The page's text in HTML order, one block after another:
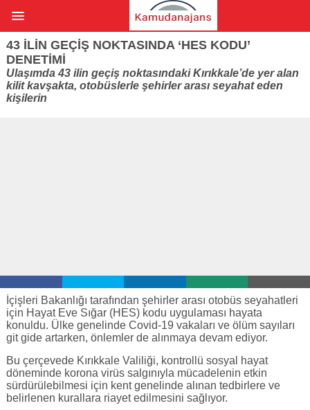
43 ILIN GEÇIŞ NOKTASINDA ‘HES KODU’
DENETIMI
Ulaşımda 43 ilin geçiş noktasındaki Kırıkkale’de yer alan
kilit kavşakta, otobüslerle şehirler arası seyahat eden
kişilerin
İçişleri Bakanlığı tarafından şehirler arası otobüs seyahatleri
için Hayat Eve Sığar (HES) kodu uygulaması hayata
konuldu. Ülke genelinde Covid-19 vakaları ve ölüm sayıları
git gide artarken, önlemler de alınmaya devam ediyor.
Bu çerçevede Kırıkkale Valiliği, kontrollü sosyal hayat
döneminde korona virüs salgınıyla mücadelenin etkin
sürdürülebilmesi için kent genelinde alınan tedbirlere ve
belirlenen kurallara riayet edilmesini sağlıyor.